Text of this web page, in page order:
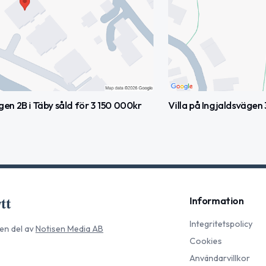
2B i Täby såld för 3 150 000kr Villa på Ingjaldsvägen
del avNotisen Media AB
Information
Integritetspolicy
Cookies
Användarvillkor